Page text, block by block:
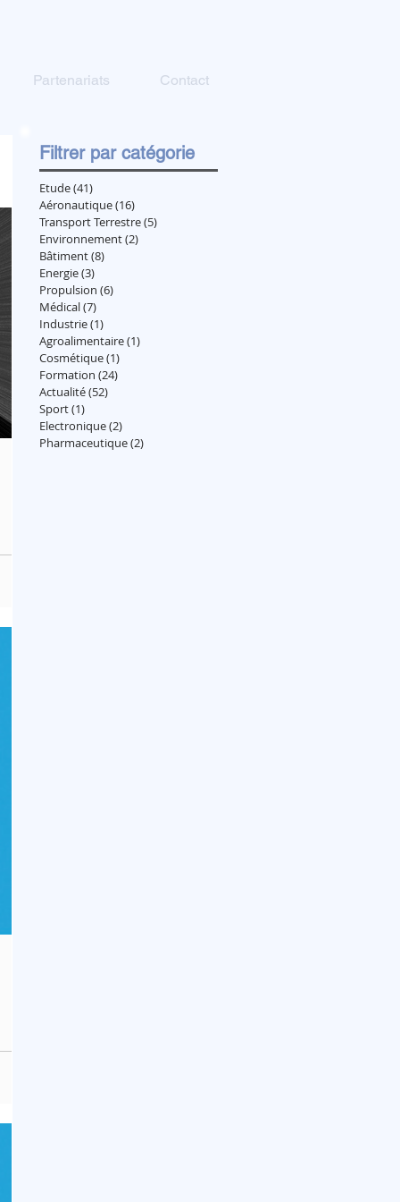
Partenariats Contact
Filtrer par catégorie
Etude(41)41 posts
Aéronautique(16)16 posts
Transport Terrestre(5)5 posts
Environnement(2)2 posts
Bâtiment(8)8 posts
Energie(3)3 posts
Propulsion (6)6 posts
Médical(7)7 posts
Industrie(1)1 post
Agroalimentaire(1)1 post
Cosmétique(1)1 post
Formation (24)24 posts
Actualité(52)52 posts
Sport(1)1 post
Electronique(2)2 posts
Pharmaceutique(2)2 posts